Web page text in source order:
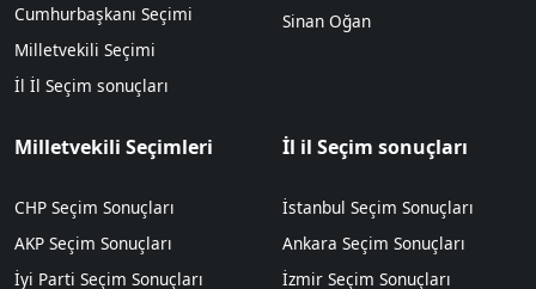
Cumhurbaşkanı Seçimi
Milletvekili Seçimi
İl İl Seçim sonuçları
Sinan Oğan
Milletvekili Seçimleri
CHP Seçim Sonuçları
AKP Seçim Sonuçları
İyi Parti Seçim Sonuçları
İl il Seçim sonuçları
İstanbul Seçim Sonuçları
Ankara Seçim Sonuçları
İzmir Seçim Sonuçları